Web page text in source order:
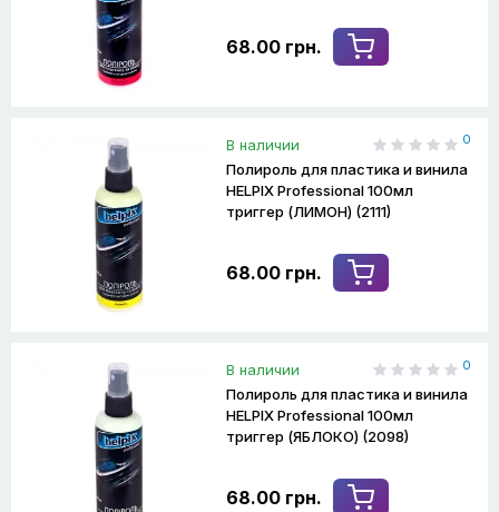
68.00 грн.
В наличии 0
Полироль для пластика и винила
HELPIX Professional 100мл
триггер (ЛИМОН) (2111)
68.00 грн.
В наличии 0
Полироль для пластика и винила
HELPIX Professional 100мл
триггер (ЯБЛОКО) (2098)
68.00 грн.